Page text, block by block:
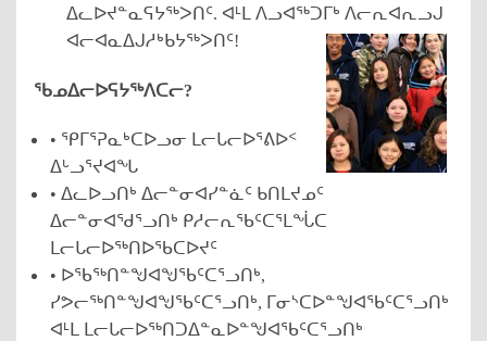
ᐃᓚᐅᔪᓐᓇᕋᔭᖅᐳᑎᑦ. ᐊᒻᒪ ᐱᓗᐊᖅᑐᒥᒃ ᐱᓕᕆᐊᕆᓗᒍ
ᐊᓕᐊᓇᐃᒍᓱᒃᑲᔭᖅᐳᑎᑦ!
ᖃᓄᐃᓕᐅᕋᔭᖅᐱᑕᓕ?
• ᕿᒥᕐᕈᓇᒃᑕᐅᓗᓂ ᒪᓕᒐᓕᐅᕐᕕᐅᑉ
ᐃᒡᓗᕐᔪᐊᖓ
• ᐃᓚᐅᓗᑎᒃ ᐃᓕᓐᓂᐊᓯᓐᓈᑦ ᑲᑎᒪᔪᓄᑦ
ᐃᓕᓐᓂᐊᖁᕐᓗᑎᒃ ᑭᓱᓕᕆᖃᑦᑕᕐᒪᖔᑕ
ᒪᓕᒐᓕᐅᖅᑎᐅᖃᑕᐅᔪᑦ
• ᐅᖃᖅᑎᓐᖑᐊᖑᖃᑦᑕᕐᓗᑎᒃ,
ᓯᕗᓕᖅᑎᓐᖑᐊᖑᖃᑦᑕᕐᓗᑎᒃ, ᒥᓂᔅᑕᐅᓐᖑᐊᖃᑦᑕᕐᓗᑎᒃ
ᐊᒻᒪ ᒪᓕᒐᓕᐅᖅᑎᑐᐃᓐᓇᐅᓐᖑᐊᖃᑦᑕᕐᓗᑎᒃ